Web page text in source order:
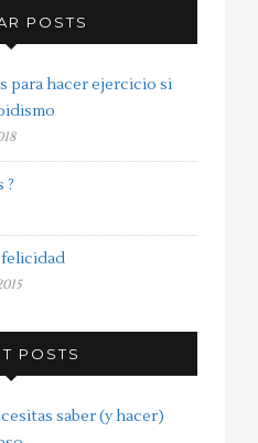
POSTS
para hacer ejercicio si
?
felicidad
POSTS
saber (y hacer)